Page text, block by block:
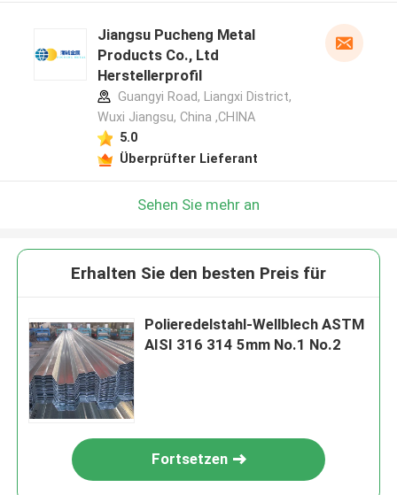
Jiangsu Pucheng Metal
Products Co., Ltd
Herstellerprofil
Guangyi Road, Liangxi District,
Wuxi Jiangsu, China ,CHINA
5.0
Überprüfter Lieferant
Sehen Sie mehr an
Erhalten Sie den besten Preis für
Polieredelstahl-Wellblech ASTM
AISI 316 314 5mm No.1 No.2
Fortsetzen